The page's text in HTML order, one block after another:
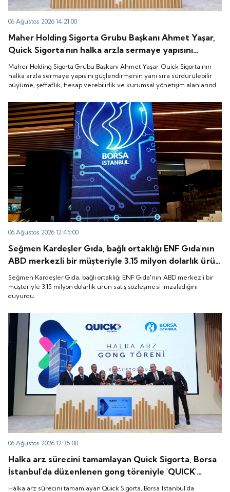
06 Ağustos 2026 14:21:00
Maher Holding Sigorta Grubu Başkanı Ahmet Yaşar,
Quick Sigorta'nın halka arzla sermaye yapısını
güçlendirmenin yanı sıra sürdürülebilir büyüme,
şeffaflık, hesap verebilirlik ve kurumsal yönetişim
alanlarında yeni bir döneme girdiğini belirtti.
Maher Holding Sigorta Grubu Başkanı Ahmet Yaşar, Quick Sigorta'nın
halka arzla sermaye yapısını güçlendirmenin yanı sıra sürdürülebilir
büyüme, şeffaflık, hesap verebilirlik ve kurumsal yönetişim alanlarında
06 Ağustos 2026 12:45:00
Seğmen Kardeşler Gıda, bağlı ortaklığı ENF Gıda'nın
ABD merkezli bir müşteriyle 3.15 milyon dolarlık ürün
satış sözleşmesi imzaladığını duyurdu.
Seğmen Kardeşler Gıda, bağlı ortaklığı ENF Gıda'nın ABD merkezli bir
müşteriyle 3.15 milyon dolarlık ürün satış sözleşmesi imzaladığını
duyurdu.
06 Ağustos 2026 12:35:00
Halka arz sürecini tamamlayan Quick Sigorta, Borsa
İstanbul'da düzenlenen gong töreniyle 'QUICK'
koduyla işlem görmeye başladı.
Halka arz sürecini tamamlayan Quick Sigorta, Borsa İstanbul'da